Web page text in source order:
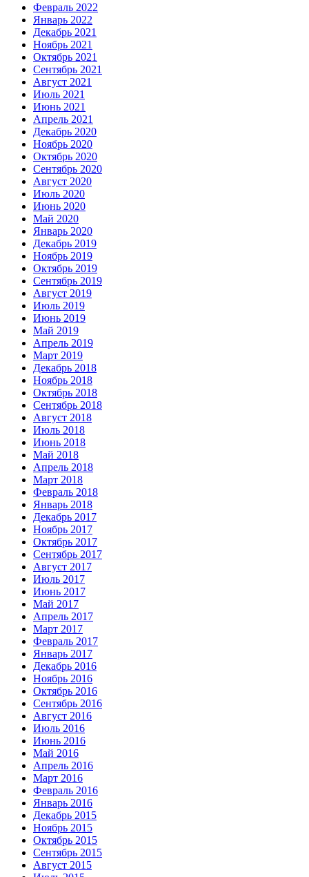
Февраль 2022
Январь 2022
Декабрь 2021
Ноябрь 2021
Октябрь 2021
Сентябрь 2021
Август 2021
Июль 2021
Июнь 2021
Апрель 2021
Декабрь 2020
Ноябрь 2020
Октябрь 2020
Сентябрь 2020
Август 2020
Июль 2020
Июнь 2020
Май 2020
Январь 2020
Декабрь 2019
Ноябрь 2019
Октябрь 2019
Сентябрь 2019
Август 2019
Июль 2019
Июнь 2019
Май 2019
Апрель 2019
Март 2019
Декабрь 2018
Ноябрь 2018
Октябрь 2018
Сентябрь 2018
Август 2018
Июль 2018
Июнь 2018
Май 2018
Апрель 2018
Март 2018
Февраль 2018
Январь 2018
Декабрь 2017
Ноябрь 2017
Октябрь 2017
Сентябрь 2017
Август 2017
Июль 2017
Июнь 2017
Май 2017
Апрель 2017
Март 2017
Февраль 2017
Январь 2017
Декабрь 2016
Ноябрь 2016
Октябрь 2016
Сентябрь 2016
Август 2016
Июль 2016
Июнь 2016
Май 2016
Апрель 2016
Март 2016
Февраль 2016
Январь 2016
Декабрь 2015
Ноябрь 2015
Октябрь 2015
Сентябрь 2015
Август 2015